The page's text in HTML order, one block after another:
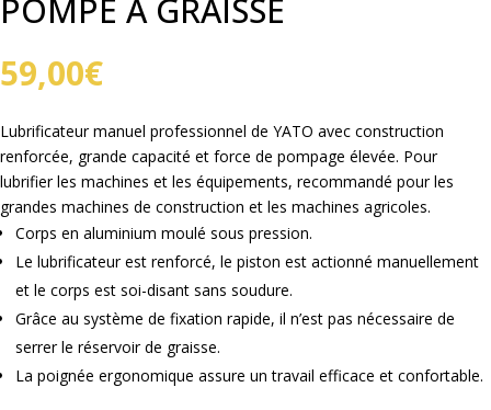
POMPE A GRAISSE
59,00€
Lubrificateur manuel professionnel de YATO avec construction
renforcée, grande capacité et force de pompage élevée. Pour
lubrifier les machines et les équipements, recommandé pour les
grandes machines de construction et les machines agricoles.
Corps en aluminium moulé sous pression.
Le lubrificateur est renforcé, le piston est actionné manuellement
et le corps est soi-disant sans soudure.
Grâce au système de fixation rapide, il n’est pas nécessaire de
serrer le réservoir de graisse.
La poignée ergonomique assure un travail efficace et confortable.